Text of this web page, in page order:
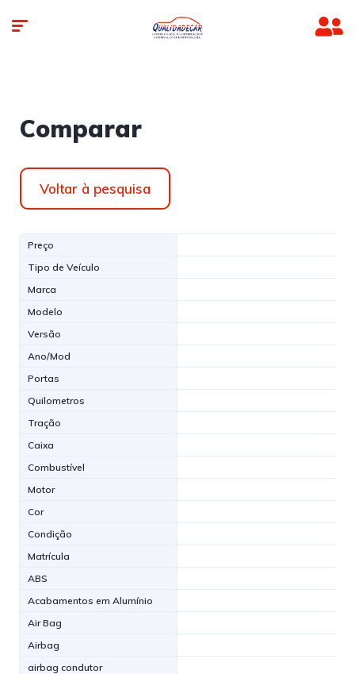
Comparar
Voltar à pesquisa
Preço
Tipo de Veículo
Marca
Modelo
Versão
Ano/Mod
Portas
Quilometros
Tração
Caixa
Combustível
Motor
Cor
Condição
Matrícula
ABS
Acabamentos em Alumínio
Air Bag
Airbag
airbag condutor